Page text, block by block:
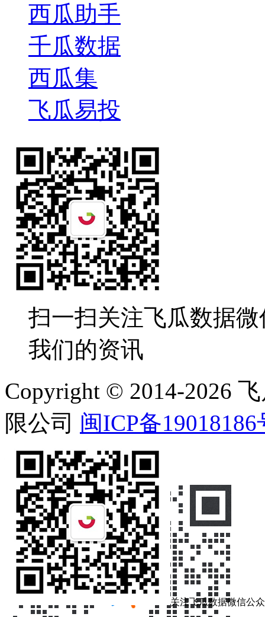
西瓜助手
千瓜数据
西瓜集
飞瓜易投
扫一扫关注飞瓜数据
我们的资讯
Copyright © 2014-2026
限公司 闽ICP备19018186
在线客服
关注飞瓜数据微信公